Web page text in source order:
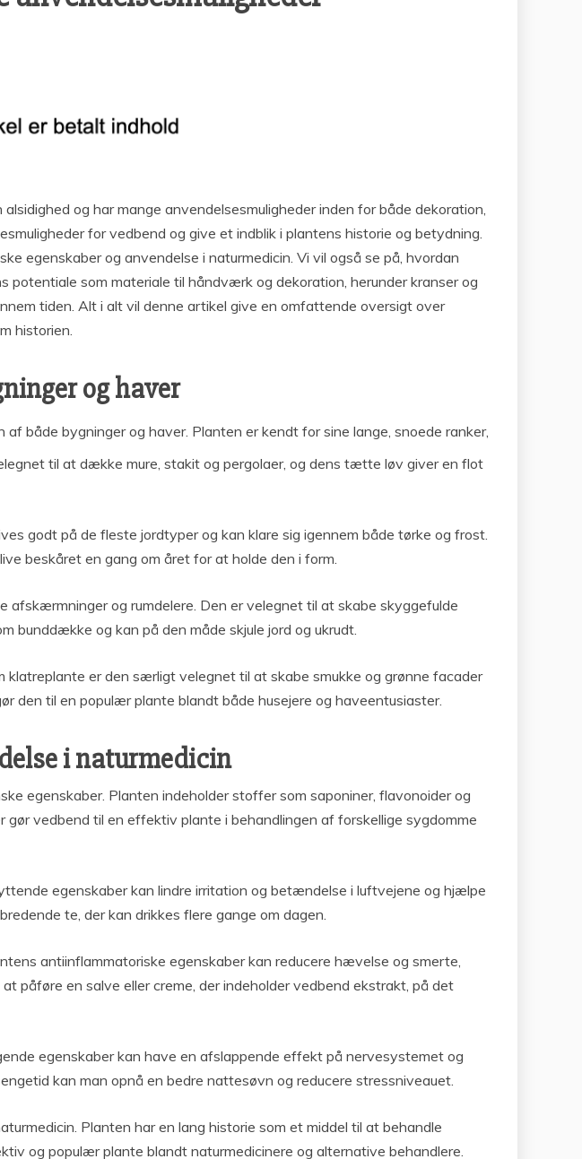
og har mange anvendelsesmuligheder inden for både dekoration,
for vedbend og give et indblik i plantens historie og betydning.
egenskaber og anvendelse i naturmedicin. Vi vil også se på, hvordan
potentiale som materiale til håndværk og dekoration, herunder kranser og
tiden. Alt i alt vil denne artikel give en omfattende oversigt over
historien.
og haver
af både bygninger og haver. Planten er kendt for sine lange, snoede ranker,
til at dække mure, stakit og pergolaer, og dens tætte løv giver en flot
godt på de fleste jordtyper og kan klare sig igennem både tørke og frost.
beskåret en gang om året for at holde den i form.
og rumdelere. Den er velegnet til at skabe skyggefulde
bunddække og kan på den måde skjule jord og ukrudt.
klatreplante er den særligt velegnet til at skabe smukke og grønne facader
den til en populær plante blandt både husejere og haveentusiaster.
i naturmedicin
egenskaber. Planten indeholder stoffer som saponiner, flavonoider og
vedbend til en effektiv plante i behandlingen af forskellige sygdomme
egenskaber kan lindre irritation og betændelse i luftvejene og hjælpe
te, der kan drikkes flere gange om dagen.
antiinflammatoriske egenskaber kan reducere hævelse og smerte,
påføre en salve eller creme, der indeholder vedbend ekstrakt, på det
egenskaber kan have en afslappende effekt på nervesystemet og
kan man opnå en bedre nattesøvn og reducere stressniveauet.
Planten har en lang historie som et middel til at behandle
og populær plante blandt naturmedicinere og alternative behandlere.